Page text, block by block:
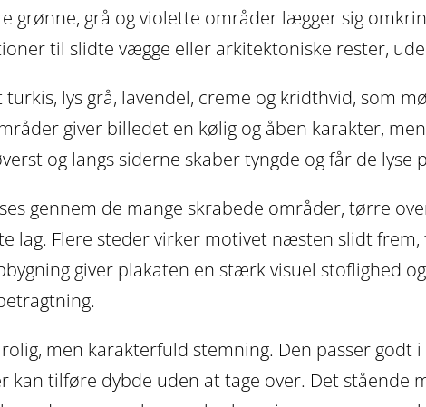
grønne, grå og violette områder lægger sig
til slidte vægge eller arkitektoniske rester,
lys grå, lavendel, creme og kridthvid, som
giver billedet en kølig og åben karakter,
og langs siderne skaber tyngde og får de
gennem de mange skrabede områder, tørre
lag. Flere steder virker motivet næsten slidt
giver plakaten en stærk visuel stoflighed
men karakterfuld stemning. Den passer
tilføre dybde uden at tage over. Det stående